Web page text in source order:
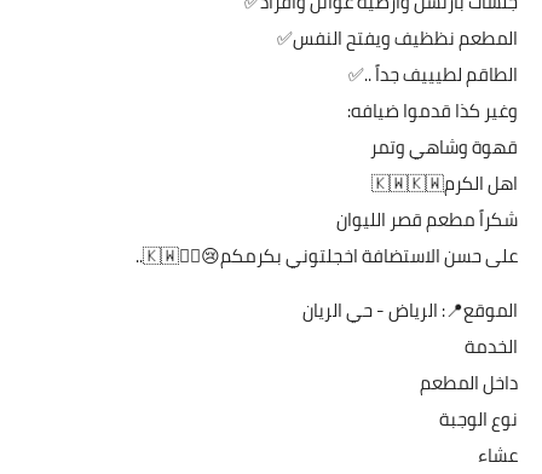
المطعم نظظيف ويفتح النفس✅
الطاقم لطيييف جداً ..✅
وغير كذا قدموا ضيافه:
قهوة وشاهي وتمر
اهل الكرم🇰🇼🇰🇼
شكراً مطعم قصر الليوان
على حسن الاستضافة اخجلتوني بكرمكم😢❤️‍🔥🇰🇼..
الموقع📍: الرياض - حي الريان
الخدمة
داخل المطعم
نوع الوجبة
عشاء